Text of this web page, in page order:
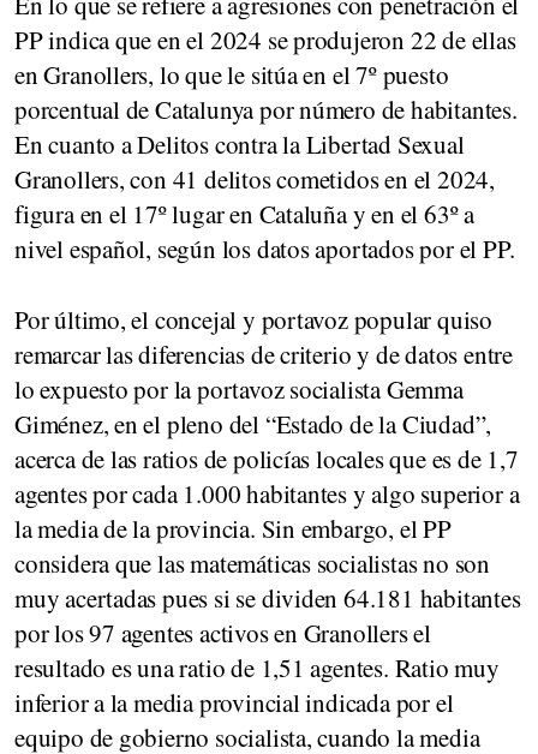
PP indica que en el 2024 se produjeron 22 de ellas
en Granollers, lo que le sitúa en el 7º puesto
porcentual de Catalunya por número de habitantes.
En cuanto a Delitos contra la Libertad Sexual
Granollers, con 41 delitos cometidos en el 2024,
figura en el 17º lugar en Cataluña y en el 63º a
nivel español, según los datos aportados por el PP.
Por último, el concejal y portavoz popular quiso
remarcar las diferencias de criterio y de datos entre
lo expuesto por la portavoz socialista Gemma
Giménez, en el pleno del “Estado de la Ciudad”,
acerca de las ratios de policías locales que es de 1,7
agentes por cada 1.000 habitantes y algo superior a
la media de la provincia. Sin embargo, el PP
considera que las matemáticas socialistas no son
muy acertadas pues si se dividen 64.181 habitantes
por los 97 agentes activos en Granollers el
resultado es una ratio de 1,51 agentes. Ratio muy
inferior a la media provincial indicada por el
equipo de gobierno socialista, cuando la media